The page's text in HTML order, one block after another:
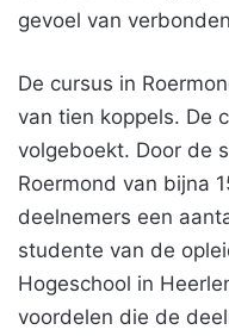
gevoel van
De cursus in
van tien koppels. De
volgeboekt. Door de
Roermond van bijna
deelnemers een
studente van de
Hogeschool in
voordelen die de